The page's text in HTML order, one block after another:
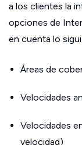
a los clientes la
opciones de
en cuenta lo
Áreas de
Velocidades
Velocidades
velocidad)